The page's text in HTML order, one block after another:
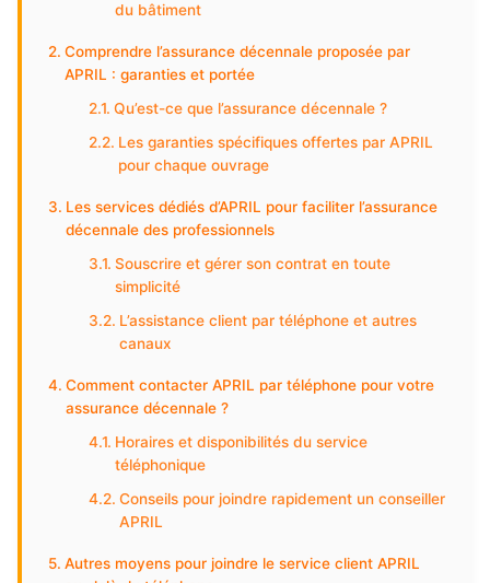
du bâtiment
Comprendre l’assurance décennale proposée par
APRIL : garanties et portée
Qu’est-ce que l’assurance décennale ?
Les garanties spécifiques offertes par APRIL
pour chaque ouvrage
Les services dédiés d’APRIL pour faciliter l’assurance
décennale des professionnels
Souscrire et gérer son contrat en toute
simplicité
L’assistance client par téléphone et autres
canaux
Comment contacter APRIL par téléphone pour votre
assurance décennale ?
Horaires et disponibilités du service
téléphonique
Conseils pour joindre rapidement un conseiller
APRIL
Autres moyens pour joindre le service client APRIL